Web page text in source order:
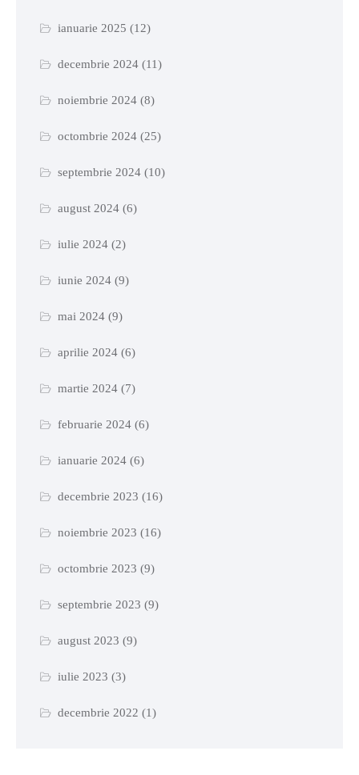
ianuarie 2025 (12)
decembrie 2024(11)
noiembrie 2024(8)
octombrie 2024(25)
septembrie 2024(10)
august 2024(6)
iulie 2024(2)
iunie 2024(9)
mai 2024(9)
aprilie 2024(6)
martie 2024(7)
februarie 2024(6)
ianuarie 2024(6)
decembrie 2023 (16)
noiembrie 2023 (16)
octombrie 2023 (9)
septembrie 2023 (9)
august 2023 (9)
iulie 2023 (3)
decembrie 2022 (1)